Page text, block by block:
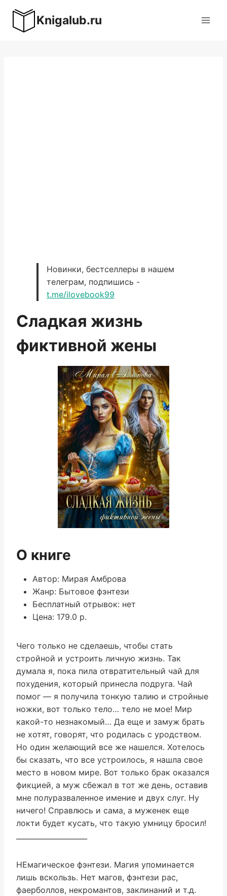
содержимому
Knigalub.ru
Новинки, бестселлеры в нашем
телеграм, подпишись -
t.me/ilovebook99
Сладкая жизнь
фиктивной жены
О книге
Автор: Мирая Амброва
Жанр: Бытовое фэнтези
Бесплатный отрывок: нет
Цена: 179.0 р.
Чего только не сделаешь, чтобы стать
стройной и устроить личную жизнь. Так
думала я, пока пила отвратительный чай для
похудения, который принесла подруга. Чай
помог — я получила тонкую талию и стройные
ножки, вот только тело… тело не мое! Мир
какой-то незнакомый… Да еще и замуж брать
не хотят, говорят, что родилась с уродством.
Но один желающий все же нашелся. Хотелось
бы сказать, что все устроилось, я нашла свое
место в новом мире. Вот только брак оказался
фикцией, а муж сбежал в тот же день, оставив
мне полуразваленное имение и двух слуг. Ну
ничего! Справлюсь и сама, а муженек еще
локти будет кусать, что такую умницу бросил!
НЕмагическое фэнтези. Магия упоминается
лишь вскользь. Нет магов, фэнтези рас,
фаерболлов, некромантов, заклинаний и т.д.